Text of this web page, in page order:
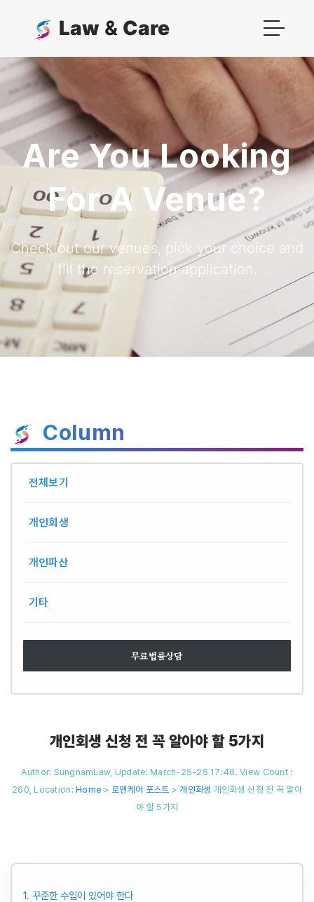
Law & Care
Are You Looking
For A Venue?
Check out our venues, pick your choice and
fill the reservation application.
Column
전체보기
개인회생
개인파산
기타
무료법률상담
개인회생 신청 전 꼭 알아야 할 5가지
Author: SungnamLaw, Update: March-25-25 17:48. View Count :
260, Location:Home > 로앤케어 포스트 >개인회생 개인회생 신청 전 꼭 알아
야 할 5가지
1. 꾸준한 수입이 있어야 한다